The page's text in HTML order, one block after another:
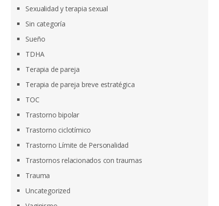
Sexualidad y terapia sexual
Sin categoría
Sueño
TDHA
Terapia de pareja
Terapia de pareja breve estratégica
TOC
Trastorno bipolar
Trastorno ciclotímico
Trastorno Límite de Personalidad
Trastornos relacionados con traumas
Trauma
Uncategorized